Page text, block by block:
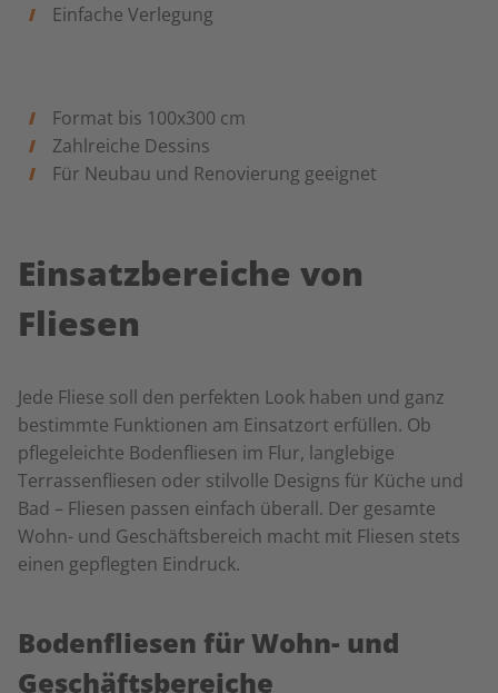
Einfache Verlegung
Format bis 100x300 cm
Zahlreiche Dessins
Für Neubau und Renovierung geeignet
Einsatzbereiche von
Fliesen
Jede Fliese soll den perfekten Look haben und ganz
bestimmte Funktionen am Einsatzort erfüllen. Ob
pflegeleichte Bodenfliesen im Flur, langlebige
Terrassenfliesen oder stilvolle Designs für Küche und
Bad – Fliesen passen einfach überall. Der gesamte
Wohn- und Geschäftsbereich macht mit Fliesen stets
einen gepflegten Eindruck.
Bodenfliesen für Wohn- und
Geschäftsbereiche